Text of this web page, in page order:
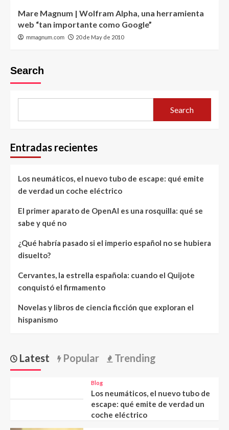
Mare Magnum | Wolfram Alpha, una herramienta
web “tan importante como Google”
mmagnum.com 20 de May de 2010
Search
Search
Entradas recientes
Los neumáticos, el nuevo tubo de escape: qué emite
de verdad un coche eléctrico
El primer aparato de OpenAI es una rosquilla: qué se
sabe y qué no
¿Qué habría pasado si el imperio español no se hubiera
disuelto?
Cervantes, la estrella española: cuando el Quijote
conquistó el firmamento
Novelas y libros de ciencia ficción que exploran el
hispanismo
Latest Popular Trending
Blog
Los neumáticos, el nuevo tubo de
escape: qué emite de verdad un
coche eléctrico